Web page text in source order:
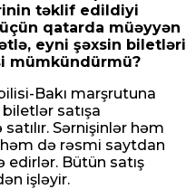
təklif edildiyi
qatarda müəyyən
eyni şəxsin biletləri
mümkündürmü?
Bakı marşrutuna
satışa
Sərnişinlər həm
də rəsmi saytdan
edirlər. Bütün satış
işləyir.